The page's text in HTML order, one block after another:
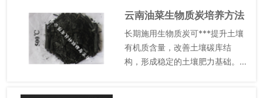
制定，通过ISO 14067认证规范
碳减排量核算，目前每吨...
云南油菜生物质炭培养方法
长期施用生物质炭可***提升土壤
有机质含量，改善土壤碳库结
构，形成稳定的土壤肥力基础。